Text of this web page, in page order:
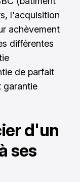
l'acquisition
achèvement
différentes
de parfait
garantie
d'un
ses